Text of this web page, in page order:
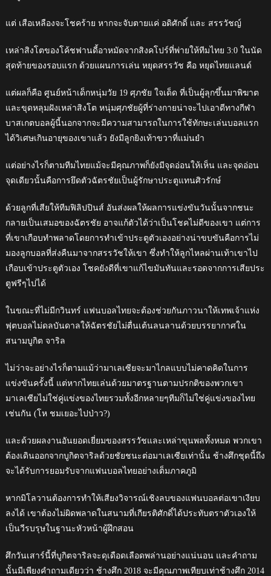
แต่ เสือเหลืองจะโชคร้าย หากจะจับตายแค่ อดิศักดิ์ และ สรรวัชญ์
เหล่าสิงโตของโค้ชฟานดี้อาหมัดจากสิงคโปร์ที่พ่ายให้ทีมไทย 3:0 ในนัด
สุดท้ายของรอบแรก ด้วยแผนการเล่น หยุดสรรวัช คือ หยุดไทยแลนด์
แต่ผลก็คือ ศูนย์หน้าเด็กหนุ่มวัย 19 ศุภชัย ใจเด็ด ที่เป็นผู้ลุกขึ้นมาพิฆาต
และขุดหลุมฝังเหล่าสิงโต หนุ่มศุภชัยผู้ที่ร่างกายน่าจะไปเอาดีทางกีฬา
บาสเกตบอลผู้นี้นอกจากจะมีความสามารถในการใช้ทักษะเล่นบอลแรก
ได้วิเศษเกินอายุของเขาแล้ว ยังมีลูกยิงเท้าขวาที่แม่นยำ
แต่อย่างไรก็ตามทีมไทยแม้จะมีคุณภาพก็ยังมีจุดอ่อนให้เห็น และจุดอ่อน
จุดเดียวนั้นคือการยึดตัวฉัตรชัยเป็นผู้รักษาประตูแทนศิวรักษ์
ด้วยลูกที่เสียให้ทีมฟิลิปปินส์ อันส่งผลให้ผลการแข่งขันวันนั้นจากชนะ
กลายเป็นเสมอของฉัตรชัย อาจแก้ตัวได้ว่าเป็นโชคไม่ดีของเขา แต่การ
ที่เขาเกือบทำพลาดโดยการทำเข้าประตูตัวเองอย่างน่าขบขันคือการไม่
มองลูกบอลที่ส่งคืนมาจากสรรวัชให้เขา ซึ่งทำให้ลูกไหลผ่านเท้าเขาไป
เกือบเข้าประตูตัวเอง โชคยังดีที่เขาแก้ไขมันทันและรอดจากการเสียประ
ตูฟรีๆไปได้
ในขณะที่ไม่มีกวินทร์ แฟนบอลไทยจะต้องช่วยกันภาวนาให้เทพเจ้าแห่ง
ฟุตบอลไม่ดลบันดาลให้ฉัตรชัยไม่ตื่นเต้นลนลานด้วยบรรยากาศใน
สนามบูกิต จาริล
ไม่ว่าจะอย่างไรก็ตามแม้ว่ามาเลเซียจะมาไกลแบบไม่คาดคิดในการ
แข่งขันครั้งนี้ แต่หากไทยเล่นด้วยมาตรฐานตามปรกติของพวกเขา
มาเลเซียไม่ใช่คู่แข่งของไทยรวมทั้งอีกหลายๆทีมก็ไม่ใช่คู่แข่งของไทย
เช่นกัน (โห ชมเยอะไปป่าว?)
และด้วยผลงานอันยอดเยี่ยมของสรรวัชและเหล่าขุนพลทั้งหมด พวกเขา
ต้องเดินออกจากบูกิตจาริลด้วยชัยชนะต่อมาเลเซียเท่านั้น ช้างศึกชุดนี้ถึง
จะได้รับการยอมรับจากแฟนบอลไทยอย่างเต็มภาคภูมิ
หากมิโลวานต้องการทำให้เสียงวิจารณ์เชิงลบของแฟนบอลต่อเขาเงียบ
ลงได้ เขาต้องไม่ผิดพลาดในสนามที่เกียรติศักดิ์ได้ประทับตราตัวเองให้
เป็นวีรบรุษในฐานะหัวหน้าผู้ฝึกสอน
ศึกวันเสาร์นี้ที่บูกิตจาริลจะดุเดือดเลือดพล่านอย่างแน่นอน และคำถาม
นั้นมีเพียงคำถามเดียวว่า ช้างศึก 2018 จะมีคุณภาพเทียบเท่าช้างศึก 2014